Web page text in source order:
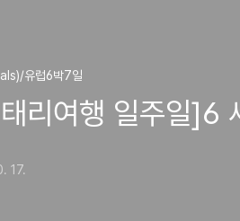
유럽6박7일
리여행 일주일]6
17.